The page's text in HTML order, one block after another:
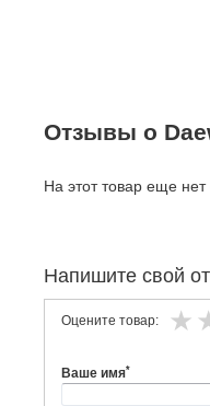
Отзывы о
На этот товар еще нет
Напишите свой
Оцените товар:
Ваше имя*